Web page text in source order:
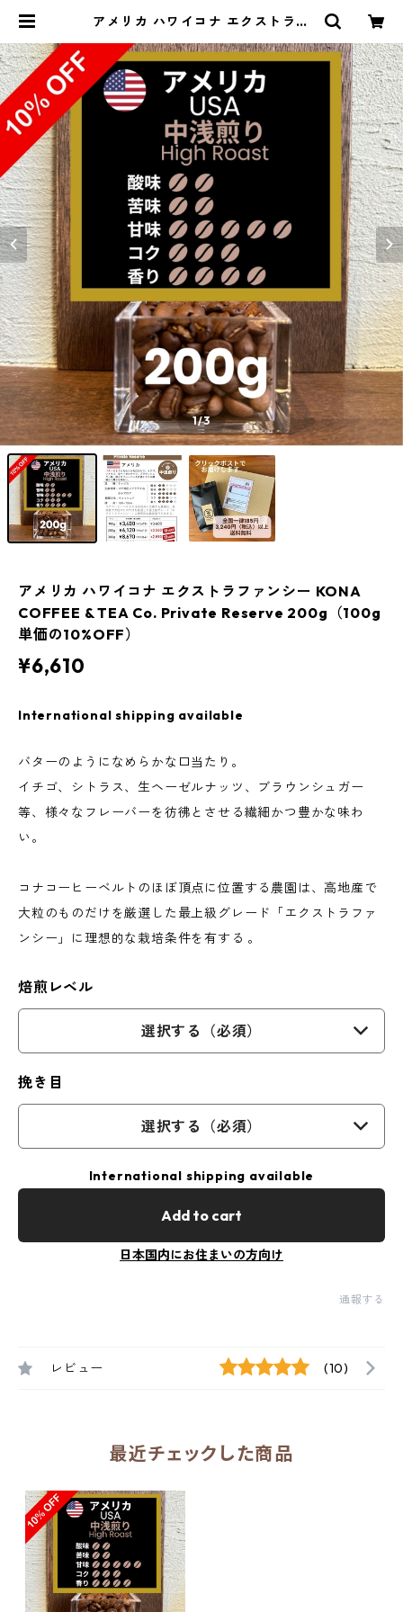
アメリカ ハワイコナ エクストラフ
o. Private Reserve 200g（100
g単価の10%OFF） | 豆丸珈琲
1/3
アメリカ ハワイコナ エクストラファンシー KONA
COFFEE & TEA Co. Private Reserve 200g（100g
単価の10%OFF）
¥6,610
International shipping available
バターのようになめらかな口当たり。
イチゴ、シトラス、生ヘーゼルナッツ、ブラウンシュガー
等、様々なフレーバーを彷彿とさせる繊細かつ豊かな味わ
い。
コナコーヒーベルトのほぼ頂点に位置する農園は、高地産で
大粒のものだけを厳選した最上級グレード「エクストラファ
ンシー」に理想的な栽培条件を有する 。
焙煎レベル
選択する（必須）
挽き目
選択する（必須）
International shipping available
Add to cart
日本国内にお住まいの方向け
通報する
レビュー (10)
最近チェックした商品